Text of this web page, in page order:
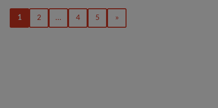
1 2 … 4 5 »